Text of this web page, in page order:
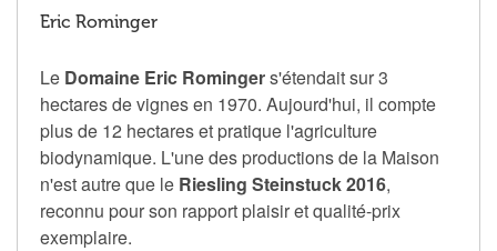
Eric Rominger
Le Domaine Eric Romingers'étendait sur 3
hectares de vignes en 1970. Aujourd'hui, il compte
plus de 12 hectares et pratique l'agriculture
biodynamique. L'une des productions de la Maison
n'est autre que le Riesling Steinstuck 2016,
reconnu pour son rapport plaisir et qualité-prix
exemplaire.